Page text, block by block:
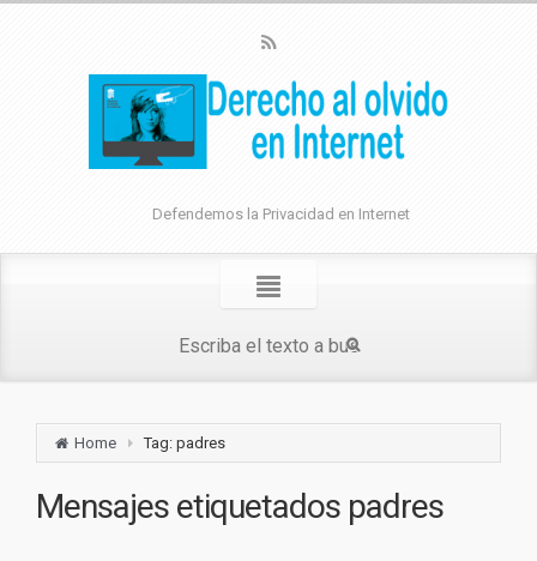
Defendemos la Privacidad en Internet
Home Tag: padres
Mensajes etiquetados padres